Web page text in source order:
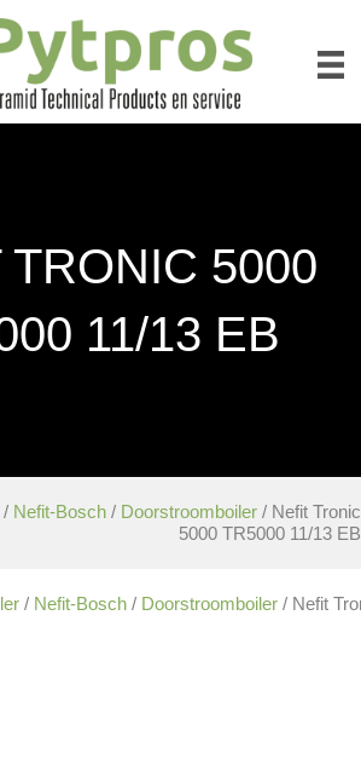
TRONIC 5000
11/13 EB
/ Nefit-Bosch / Doorstroomboiler / Nefit Tronic
5000 TR5000 11/13 EB
/ Nefit-Bosch / Doorstroomboiler / Nefit